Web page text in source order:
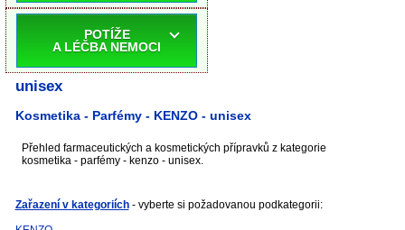
POTÍŽE
A LÉČBA NEMOCI
unisex
Kosmetika - Parfémy - KENZO - unisex
Přehled farmaceutických a kosmetických přípravků z kategorie
kosmetika - parfémy - kenzo - unisex.
Zařazení v kategoriích - vyberte si požadovanou podkategorii: